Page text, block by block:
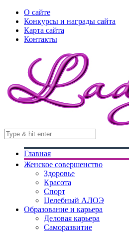
О сайте
Конкурсы и награды сайта
Карта сайта
Контакты
Главная
Женское совершенство
Здоровье
Красота
Спорт
Целебный АЛОЭ
Образование и карьера
Деловая карьера
Саморазвитие